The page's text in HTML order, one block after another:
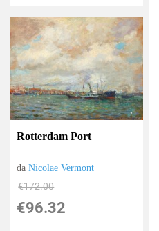
Rotterdam Port
daNicolae Vermont
€172.00
€96.32